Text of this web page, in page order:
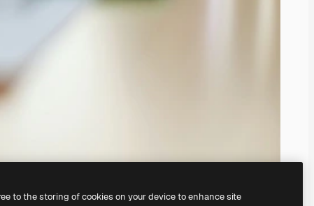
to the storing of cookies on your device to enhance site